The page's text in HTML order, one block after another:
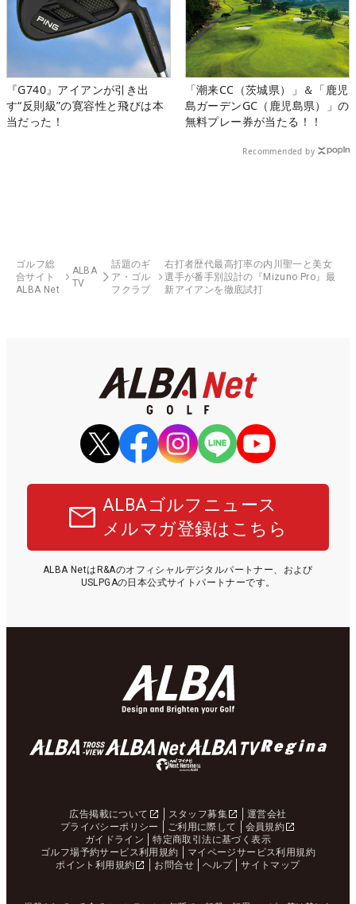
『G740』アイアンが引き出
す“反則級”の寛容性と飛びは本
当だった！
「潮来CC（茨城県）」＆「鹿児
島ガーデンGC（鹿児島県）」の
無料プレー券が当たる！！
Recommended by
ゴルフ総
合サイト
ALBA Net
ALBA
TV
話題のギ
ア・ゴル
フクラブ
右打者歴代最高打率の内川聖一と美女
選手が番手別設計の『Mizuno Pro』最
新アイアンを徹底試打
ALBAゴルフニュース
メルマガ登録はこちら
ALBA NetはR&Aのオフィシャルデジタルパートナー、および
USLPGAの日本公式サイトパートナーです。
広告掲載について スタッフ募集
運営会社
プライバシーポリシー
ご利用に際して
会員規約
ガイドライン
特定商取引法に基づく表示
ゴルフ場予約サービス利用規約
マイページサービス利用規約
ポイント利用規約
お問合せ ヘルプ サイトマップ